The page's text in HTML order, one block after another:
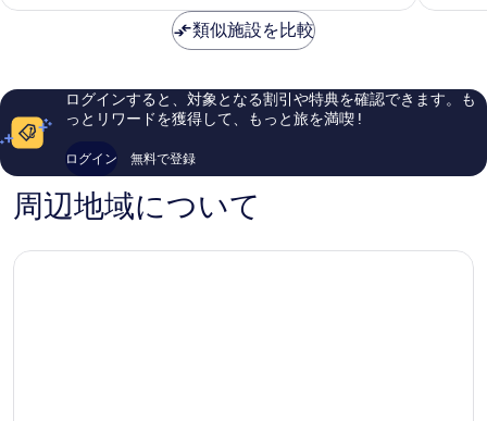
を
す
る
バ
ン
ン
素
い、
コ
ミ
件
の
コ
金
は
￥55,490
ン
素
い、
口
口
類似施設を比較
ログインすると、対象となる割引や特典を確認できます。も
っとリワードを獲得して、もっと旅を満喫 !
ログイン 無料で登録
周辺地域について